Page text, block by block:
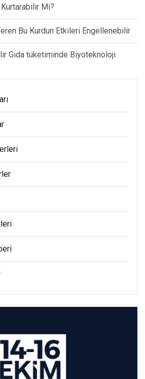
Kurtarabilir Mi?
Bu Kurdun Etkileri Engellenebilir
Gıda tüketiminde Biyoteknoloji